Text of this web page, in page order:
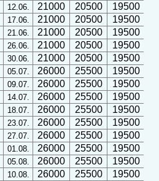
12.06. 21000 20500 19500
17.06. 21000 20500 19500
21.06. 21000 20500 19500
26.06. 21000 20500 19500
30.06. 21000 20500 19500
05.07. 26000 25500 19500
09.07. 26000 25500 19500
14.07. 26000 25500 19500
18.07. 26000 25500 19500
23.07. 26000 25500 19500
27.07. 26000 25500 19500
01.08. 26000 25500 19500
05.08. 26000 25500 19500
10.08. 26000 25500 19500